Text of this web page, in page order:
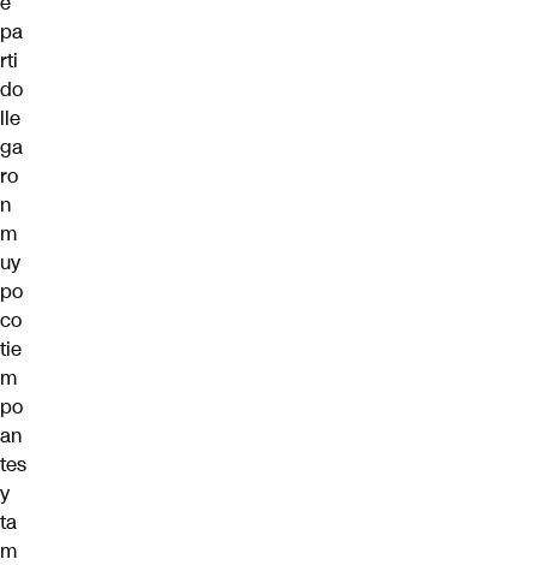
pa
rti
do
lle
ga
ro
n
m
uy
po
co
tie
m
po
an
tes
y
ta
m